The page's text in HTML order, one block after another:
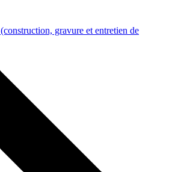
(construction, gravure et entretien de